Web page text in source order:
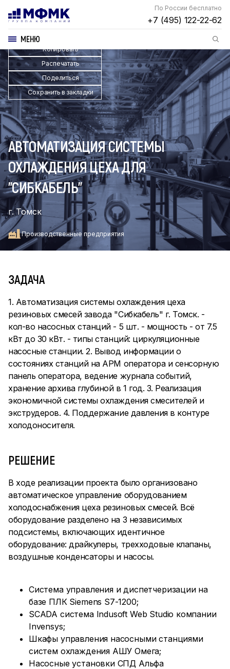
По России бесплатно
+7 (495) 122-22-62
МЕНЮ
Копировать
Распечатать
Поделиться
Сохранить в закладки
АВТОМАТИЗАЦИЯ СИСТЕМЫ
ОХЛАЖДЕНИЯ ЦЕХА ДЛЯ
"СИБКАБЕЛЬ"
г. Томск
Производственные предприятия
ЗАДАЧА
1. Автоматизация системы охлаждения цеха
резиновых смесей завода "Сибкабель" г. Томск. -
кол-во насосных станций - 5 шт. - мощность - от 7.5
кВт до 30 кВт. - типы станций: циркуляционные
насосные станции. 2. Вывод информации о
состояниях станций на АРМ оператора и сенсорную
панель оператора, ведение журнала событий,
хранение архива глубиной в 1 год. 3. Реализация
экономичной системы охлаждения смесителей и
экструдеров. 4. Поддержание давления в контуре
холодоносителя.
РЕШЕНИЕ
В ходе реализации проекта было организовано
автоматическое управление оборудованием
холодоснабжения цеха резиновых смесей. Всё
оборудование разделено на 3 независимых
подсистемы, включающих идентичное
оборудование: драйкулеры, трехходовые клапаны,
воздушные конденсаторы и насосы.
Система управления и диспетчеризации на
базе ПЛК Siemens S7-1200;
SCADA система Indusoft Web Studio компании
Invensys;
Шкафы управления насосными станциями
систем охлаждения АШУ Омега;
Насосные установки СПД Альфа